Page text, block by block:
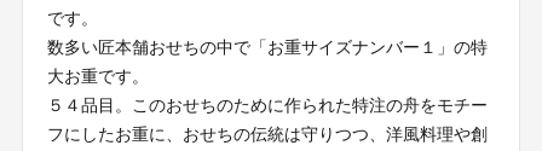
です。
数多い匠本舗おせちの中で「お重サイズナンバー１」の特
大お重です。
５４品目。このおせちのために作られた特注の舟をモチー
フにしたお重に、おせちの伝統は守りつつ、洋風料理や創